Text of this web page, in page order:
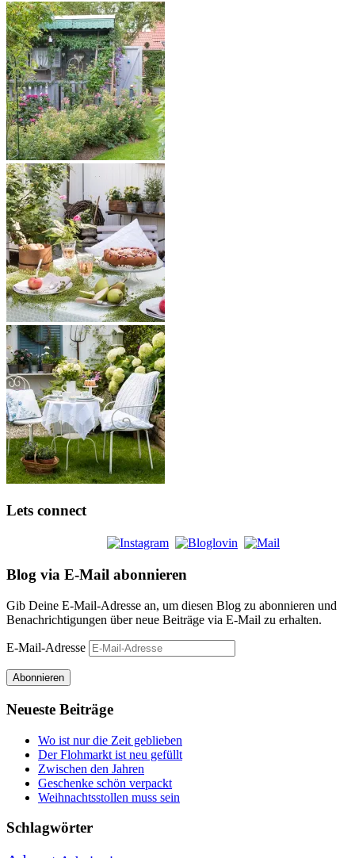
Lets connect
Blog via E-Mail abonnieren
Gib Deine E-Mail-Adresse an, um diesen Blog zu abonnieren und
Benachrichtigungen über neue Beiträge via E-Mail zu erhalten.
E-Mail-Adresse
Abonnieren
Neueste Beiträge
Wo ist nur die Zeit geblieben
Der Flohmarkt ist neu gefüllt
Zwischen den Jahren
Geschenke schön verpackt
Weihnachtsstollen muss sein
Schlagwörter